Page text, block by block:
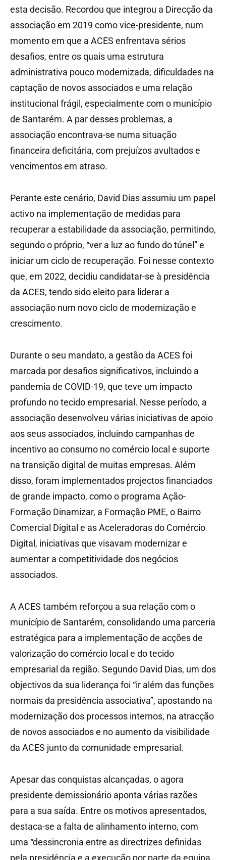
esta decisão. Recordou que integrou a Direcção da
associação em 2019 como vice-presidente, num
momento em que a ACES enfrentava sérios
desafios, entre os quais uma estrutura
administrativa pouco modernizada, dificuldades na
captação de novos associados e uma relação
institucional frágil, especialmente com o município
de Santarém. A par desses problemas, a
associação encontrava-se numa situação
financeira deficitária, com prejuízos avultados e
vencimentos em atraso.
Perante este cenário, David Dias assumiu um papel
activo na implementação de medidas para
recuperar a estabilidade da associação, permitindo,
segundo o próprio, “ver a luz ao fundo do túnel” e
iniciar um ciclo de recuperação. Foi nesse contexto
que, em 2022, decidiu candidatar-se à presidência
da ACES, tendo sido eleito para liderar a
associação num novo ciclo de modernização e
crescimento.
Durante o seu mandato, a gestão da ACES foi
marcada por desafios significativos, incluindo a
pandemia de COVID-19, que teve um impacto
profundo no tecido empresarial. Nesse período, a
associação desenvolveu várias iniciativas de apoio
aos seus associados, incluindo campanhas de
incentivo ao consumo no comércio local e suporte
na transição digital de muitas empresas. Além
disso, foram implementados projectos financiados
de grande impacto, como o programa Ação-
Formação Dinamizar, a Formação PME, o Bairro
Comercial Digital e as Aceleradoras do Comércio
Digital, iniciativas que visavam modernizar e
aumentar a competitividade dos negócios
associados.
A ACES também reforçou a sua relação com o
município de Santarém, consolidando uma parceria
estratégica para a implementação de acções de
valorização do comércio local e do tecido
empresarial da região. Segundo David Dias, um dos
objectivos da sua liderança foi “ir além das funções
normais da presidência associativa”, apostando na
modernização dos processos internos, na atracção
de novos associados e no aumento da visibilidade
da ACES junto da comunidade empresarial.
Apesar das conquistas alcançadas, o agora
presidente demissionário aponta várias razões
para a sua saída. Entre os motivos apresentados,
destaca-se a falta de alinhamento interno, com
uma “dessincronia entre as directrizes definidas
pela presidência e a execução por parte da equipa